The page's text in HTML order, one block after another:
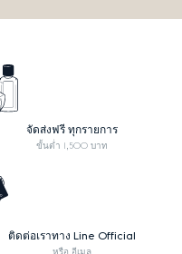
จัดส่งฟรี ทุกรายการ
ขั้นต่ำ 1,500 บาท
ติดต่อเราทาง Line Official
หรือ อีเมล